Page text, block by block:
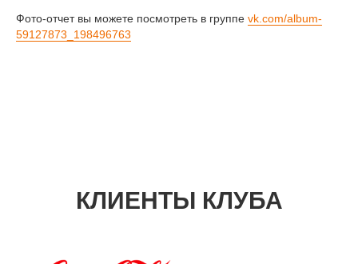
Фото-отчет вы можете посмотреть в группе vk.com/album-
59127873_198496763
КЛИЕНТЫ КЛУБА